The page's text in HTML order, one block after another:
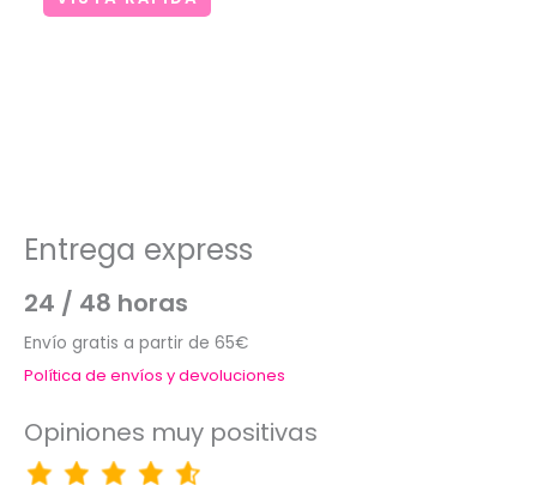
era:
es:
Entrega express
24 / 48 horas
Envío gratis a partir de 65€
Política de envíos y devoluciones
Opiniones muy positivas